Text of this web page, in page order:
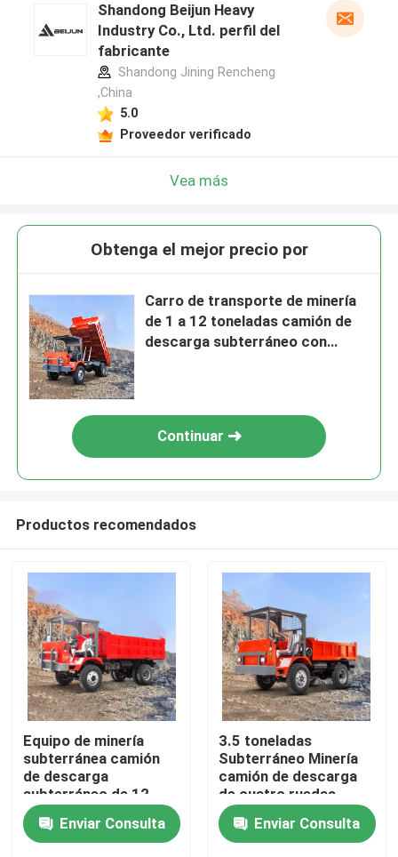
Inicio
Sobre nosotros
Contactos
Shandong Beijun Heavy
Industry Co., Ltd. perfil del
fabricante
Shandong Jining Rencheng
,China
5.0
Proveedor verificado
Vea más
Obtenga el mejor precio por
Carro de transporte de minería
de 1 a 12 toneladas camión de
descarga subterráneo con
Continuar
Productos recomendados
Equipo de minería
subterránea camión
de descarga
subterráneo de 12
toneladas camión de
descarga articulado
Enviar Consulta
3.5 toneladas
Subterráneo Minería
camión de descarga
de cuatro ruedas
Minería Eje estrecho
Enviar Consulta